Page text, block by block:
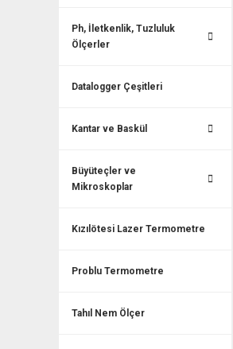
Ph, İletkenlik, Tuzluluk
Ölçerler
Datalogger Çeşitleri
Kantar ve Baskül
Büyüteçler ve
Mikroskoplar
Kızılötesi Lazer Termometre
Problu Termometre
Tahıl Nem Ölçer